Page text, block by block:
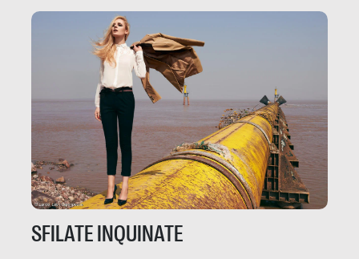
trae un guadagno. In questo reportage vediamo
quale e come.
SFILATE INQUINATE